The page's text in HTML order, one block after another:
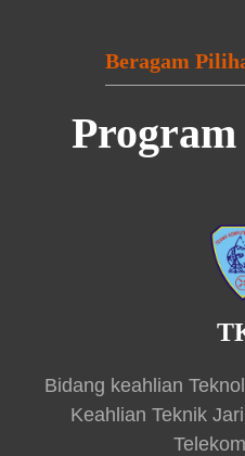
Beragam
Bidang keahlian
Keahlian Teknik